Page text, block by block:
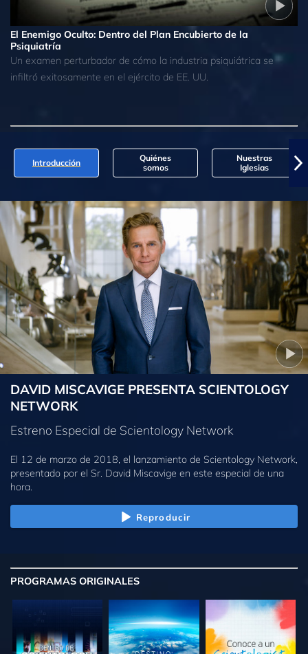
El Enemigo Oculto: Dentro del Plan Encubierto de la
Psiquiatría
Un examen perturbador de cómo la industria psiquiátrica se
infiltró exitosamente en el ejército de EE. UU.
Introducción
Quiénes
somos
Nuestras
Iglesias
DAVID MISCAVIGE PRESENTA SCIENTOLOGY
NETWORK
Estreno Especial de Scientology Network
El 12 de marzo de 2018, el lanzamiento de Scientology Network,
presentado por el Sr. David Miscavige en este especial de una
hora.
Reproducir
PROGRAMAS ORIGINALES